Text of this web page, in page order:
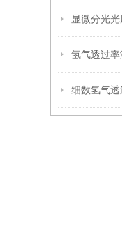
细数氢气